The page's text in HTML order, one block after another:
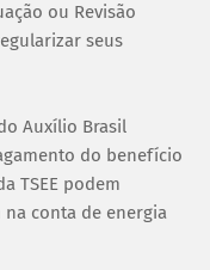
ou Revisão
seus
Auxílio Brasil
do benefício
TSEE podem
conta de energia